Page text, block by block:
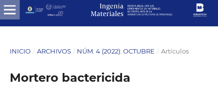
INICIO / ARCHIVOS / NÚM. 4 (2022): OCTUBRE / Artículos
Mortero bactericida